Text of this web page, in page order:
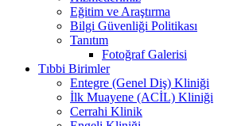
Eğitim ve Araştırma
Bilgi Güvenliği Politikası
Tanıtım
Fotoğraf Galerisi
Tıbbi Birimler
Entegre (Genel Diş) Kliniği
İlk Muayene (ACİL) Kliniği
Cerrahi Klinik